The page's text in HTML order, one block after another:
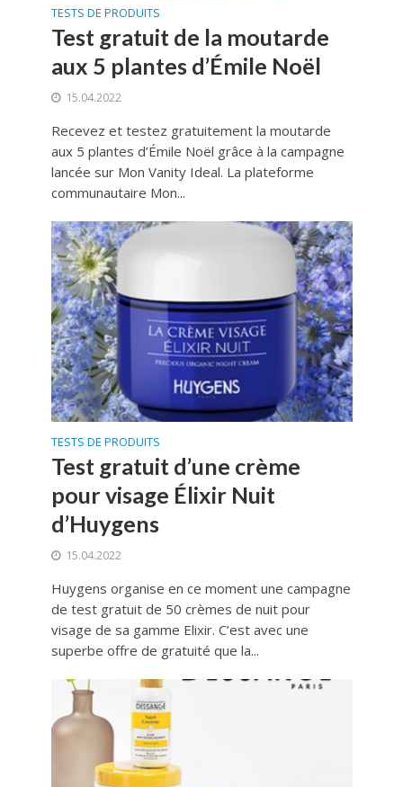
TESTS DE PRODUITS
Test gratuit de la moutarde
aux 5 plantes d’Émile Noël
15.04.2022
Recevez et testez gratuitement la moutarde
aux 5 plantes d’Émile Noël grâce à la campagne
lancée sur Mon Vanity Ideal. La plateforme
communautaire Mon...
TESTS DE PRODUITS
Test gratuit d’une crème
pour visage Élixir Nuit
d’Huygens
15.04.2022
Huygens organise en ce moment une campagne
de test gratuit de 50 crèmes de nuit pour
visage de sa gamme Elixir. C’est avec une
superbe offre de gratuité que la...